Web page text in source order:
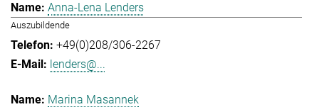
Anna-Lena Lenders
Auszubildende
+49(0)208/306-2267
lenders@...
Marina Masannek